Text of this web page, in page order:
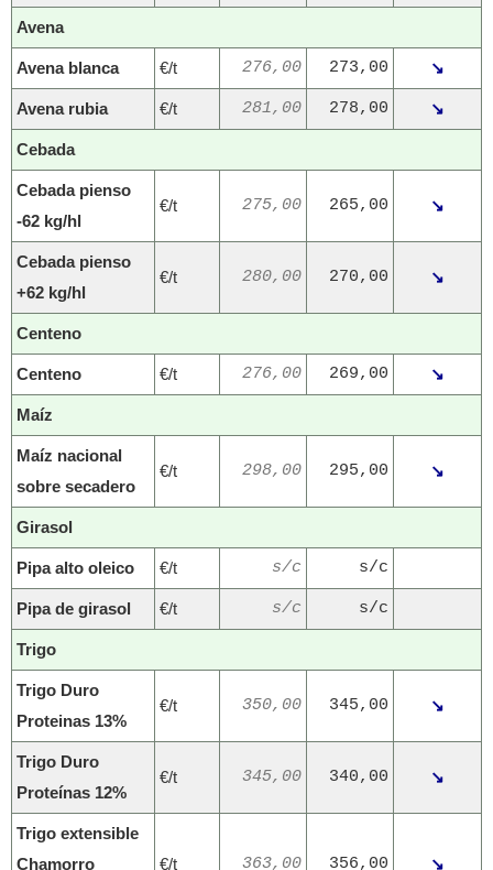
Avena
Avena blanca €/t 276,00 273,00 ↘
Avena rubia €/t 281,00 278,00 ↘
Cebada
Cebada pienso
-62 kg/hl
€/t 275,00 265,00 ↘
Cebada pienso
+62 kg/hl
€/t 280,00 270,00 ↘
Centeno
Centeno €/t 276,00 269,00 ↘
Maíz
Maíz nacional
sobre secadero
€/t 298,00 295,00 ↘
Girasol
Pipa alto oleico €/t s/c s/c
Pipa de girasol €/t s/c s/c
Trigo
Trigo Duro
Proteinas 13%
€/t 350,00 345,00 ↘
Trigo Duro
Proteínas 12%
€/t 345,00 340,00 ↘
Trigo extensible
Chamorro
€/t 363,00 356,00 ↘